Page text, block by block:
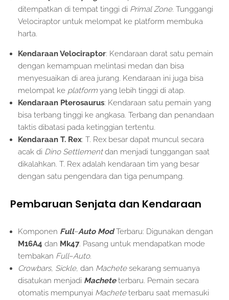
ditempatkan di tempat tinggi di Primal Zone. Tunggangi
Velociraptor untuk melompat ke platform membuka
harta.
Kendaraan Velociraptor: Kendaraan darat satu pemain
dengan kemampuan melintasi medan dan bisa
menyesuaikan di area jurang. Kendaraan ini juga bisa
melompat ke platform yang lebih tinggi di atap.
Kendaraan Pterosaurus: Kendaraan satu pemain yang
bisa terbang tinggi ke angkasa. Terbang dan penandaan
taktis dibatasi pada ketinggian tertentu.
Kendaraan T. Rex: T. Rex besar dapat muncul secara
acak di Dino Settlementdan menjadi tunggangan saat
dikalahkan. T. Rex adalah kendaraan tim yang besar
dengan satu pengendara dan tiga penumpang.
Pembaruan Senjata dan Kendaraan
Komponen Full–Auto ModTerbaru: Digunakan dengan
M16A4 dan Mk47. Pasang untuk mendapatkan mode
tembakan Full–Auto.
Crowbars, Sickle, dan Machetesekarang semuanya
disatukan menjadi Macheteterbaru. Pemain secara
otomatis mempunyai Macheteterbaru saat memasuki